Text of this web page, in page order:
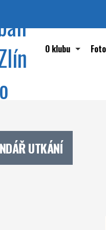
O klubu
Reprezentace
Foto
UTKÁNÍ